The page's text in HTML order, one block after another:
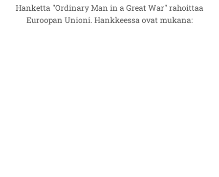
Hanketta "Ordinary Man in a Great War" rahoittaa
Euroopan Unioni. Hankkeessa ovat mukana: